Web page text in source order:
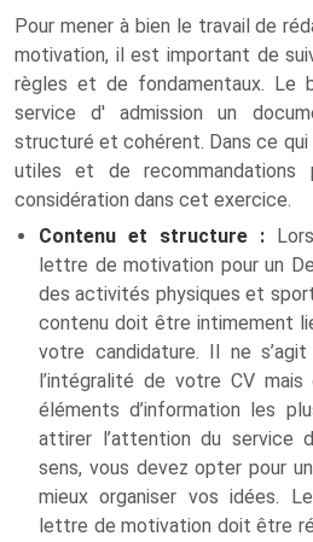
Pour mener à bien le travail de
motivation, il est important de
règles et de fondamentaux. Le
service d' admission un
structuré et cohérent. Dans ce
utiles et de recommandations
considération dans cet exercice.
Contenu et structure :
lettre de motivation pour un
des activités physiques et
contenu doit être intimement
votre candidature. Il ne
l’intégralité de votre CV
éléments d’information les
attirer l’attention du service
sens, vous devez opter pour
mieux organiser vos idées.
lettre de motivation doit être